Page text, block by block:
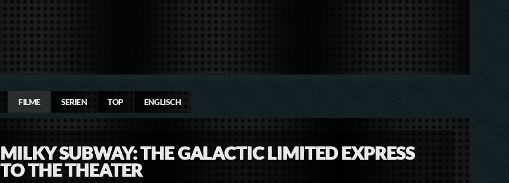
FILME SERIEN TOP ENGLISCH
MILKY SUBWAY: THE GALACTIC LIMITED EXPRESS
TO THE THEATER